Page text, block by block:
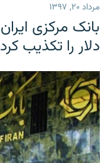
مرداد ۲۰, ۱۳۹۷
دلار را تکذیب کرد